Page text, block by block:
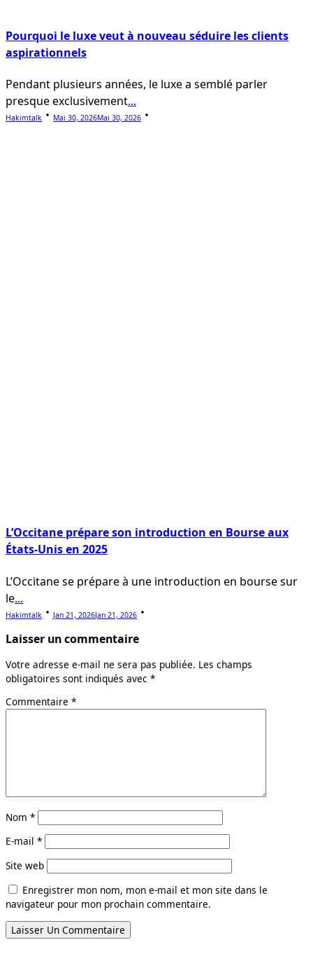
Pourquoi le luxe veut à nouveau séduire les clients
aspirationnels
Pendant plusieurs années, le luxe a semblé parler
presque exclusivement...
Hakimtalk Mai 30, 2026Mai 30, 2026
L’Occitane prépare son introduction en Bourse aux
États-Unis en 2025
L’Occitane se prépare à une introduction en bourse sur
le...
Hakimtalk Jan 21, 2026Jan 21, 2026
Laisser un commentaire
Votre adresse e-mail ne sera pas publiée. Les champs
obligatoires sont indiqués avec *
Commentaire *
Nom *
E-mail *
Site web
Enregistrer mon nom, mon e-mail et mon site dans le
navigateur pour mon prochain commentaire.